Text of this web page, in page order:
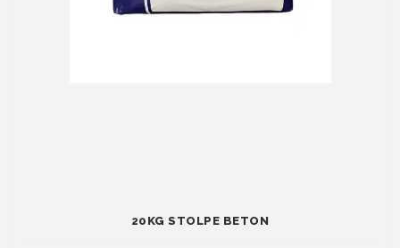
20KG STOLPE BETON